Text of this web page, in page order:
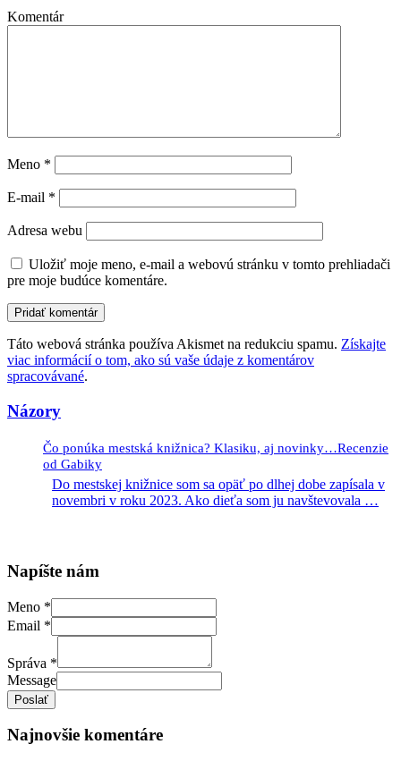
Komentár
Meno *
E-mail *
Adresa webu
Uložiť moje meno, e-mail a webovú stránku v tomto prehliadači
pre moje budúce komentáre.
Táto webová stránka používa Akismet na redukciu spamu. Získajte
viac informácií o tom, ako sú vaše údaje z komentárov
spracovávané.
Názory
Čo ponúka mestská knižnica? Klasiku, aj novinky…Recenzie
od Gabiky
Do mestskej knižnice som sa opäť po dlhej dobe zapísala v
novembri v roku 2023. Ako dieťa som ju navštevovala …
Napíšte nám
Meno *
Email *
Správa *
Message
Poslať
Najnovšie komentáre